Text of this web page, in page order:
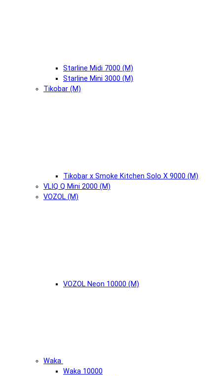
Starline Midi 7000 (М)
Starline Mini 3000 (М)
Tikobar (М)
Tikobar x Smoke Kitchen Solo X 9000 (М)
VLIQ Q Mini 2000 (М)
VOZOL (М)
VOZOL Neon 10000 (М)
Waka
Waka 10000